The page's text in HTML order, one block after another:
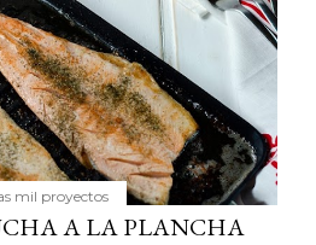
mil proyectos
A LA PLANCHA